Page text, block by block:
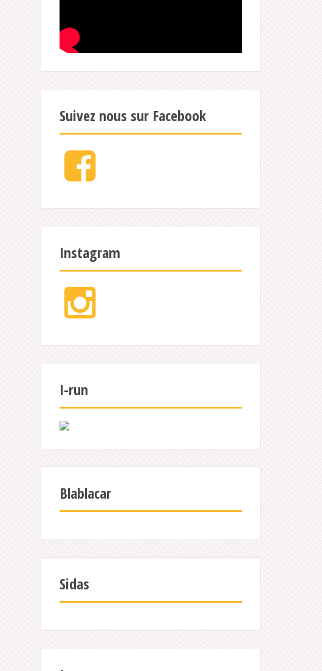
Suivez nous sur Facebook
Facebook
Instagram
Instagram
I-run
Blablacar
Sidas